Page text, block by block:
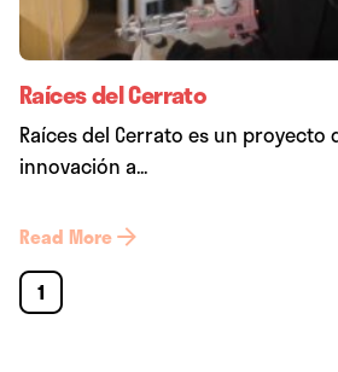
Raíces del Cerrato
Raíces del Cerrato es un
innovación a...
Read More
1